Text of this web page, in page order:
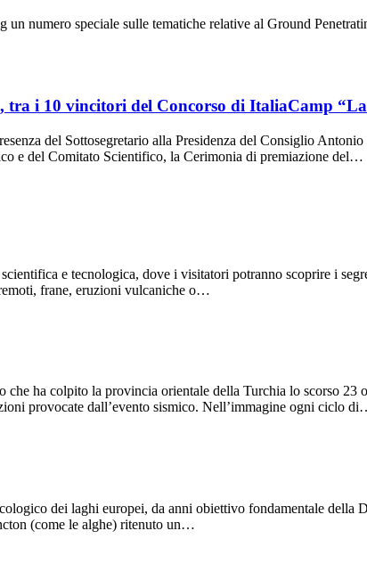
numero speciale sulle tematiche relative al Ground
i 10 vincitori del Concorso di ItaliaCamp “La
del Sottosegretario alla Presidenza del Consiglio
e del Comitato Scientifico, la Cerimonia di premiazione del…
e tecnologica, dove i visitatori potranno scoprire i
frane, eruzioni vulcaniche o…
ha colpito la provincia orientale della Turchia lo scorso 23
provocate dall’evento sismico. Nell’immagine ogni ciclo
dei laghi europei, da anni obiettivo fondamentale
(come le alghe) ritenuto un…